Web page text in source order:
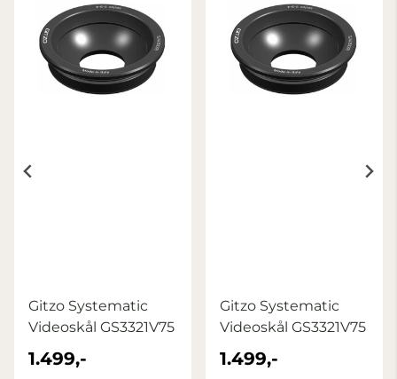
Gitzo Systematic
Videoskål GS3321V75
1.499,-
Gitzo Systematic
Videoskål GS3321V75
1.499,-